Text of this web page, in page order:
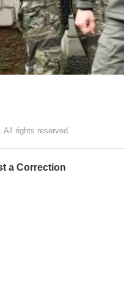
All rights reserved.
a Correction